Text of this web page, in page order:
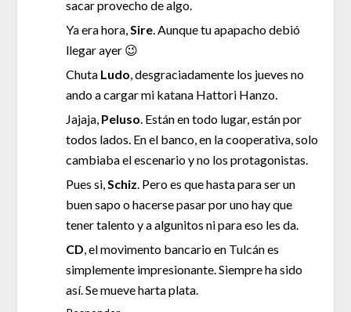
sacar provecho de algo.
Ya era hora,Sire. Aunque tu apapacho debió
llegar ayer 😉
Chuta Ludo, desgraciadamente los jueves no
ando a cargar mi katana Hattori Hanzo.
Jajaja, Peluso. Están en todo lugar, están por
todos lados. En el banco, en la cooperativa, solo
cambiaba el escenario y no los protagonistas.
Pues si,Schiz. Pero es que hasta para ser un
buen sapo o hacerse pasar por uno hay que
tener talento y a algunitos ni para eso les da.
CD, el movimento bancario en Tulcán es
simplemente impresionante. Siempre ha sido
así. Se mueve harta plata.